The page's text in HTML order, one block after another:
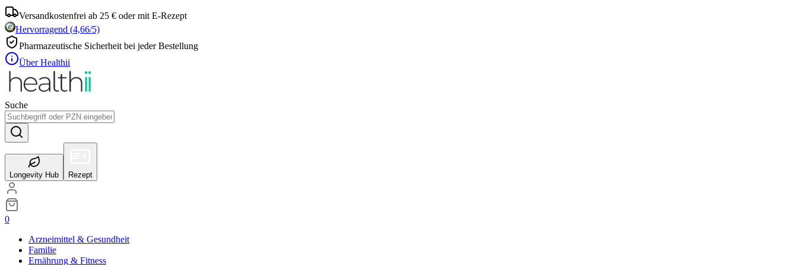
Versandkostenfrei ab 25 € oder mit E-Rezept
Hervorragend (4,66/5)
Pharmazeutische Sicherheit bei jeder Bestellung
Über Healthii
Suche
Longevity Hub Rezept
0
Arzneimittel & Gesundheit
Familie
Ernährung & Fitness